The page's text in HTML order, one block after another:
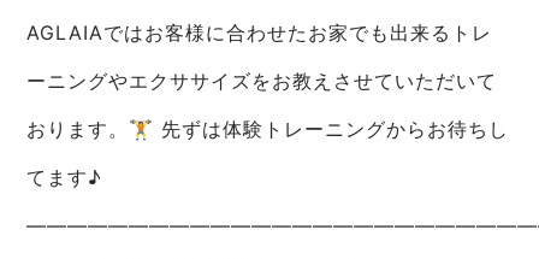
AGLAIAではお客様に合わせたお家でも出来るトレ
ーニングやエクササイズをお教えさせていただいて
おります。🏋️ 先ずは体験トレーニングからお待ちし
てます♪